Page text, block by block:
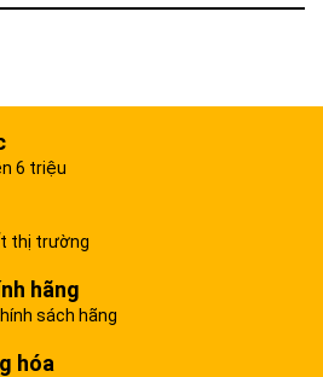
6 triệu
thị trường
hãng
sách hãng
hóa